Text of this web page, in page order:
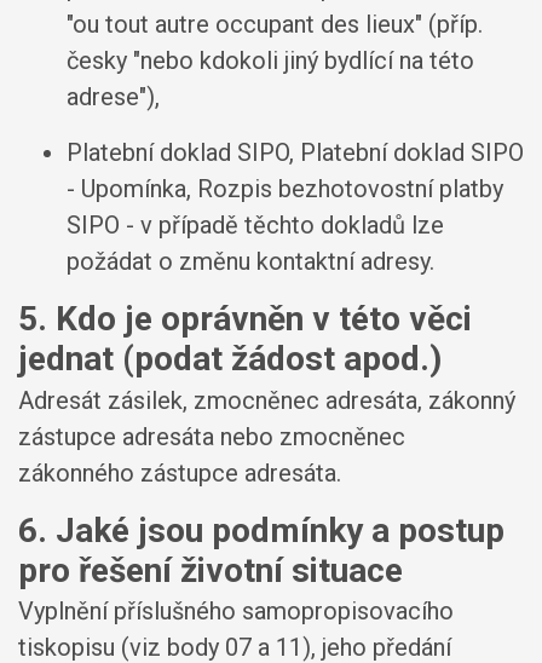
"ou tout autre occupant des lieux" (příp.
česky "nebo kdokoli jiný bydlící na této
adrese"),
Platební doklad SIPO, Platební doklad SIPO
- Upomínka, Rozpis bezhotovostní platby
SIPO - v případě těchto dokladů lze
požádat o změnu kontaktní adresy.
5. Kdo je oprávněn v této věci
jednat (podat žádost apod.)
Adresát zásilek, zmocněnec adresáta, zákonný
zástupce adresáta nebo zmocněnec
zákonného zástupce adresáta.
6. Jaké jsou podmínky a postup
pro řešení životní situace
Vyplnění příslušného samopropisovacího
tiskopisu (viz body 07 a 11), jeho předání